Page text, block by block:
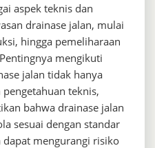
aspek teknis dan
drainase jalan, mulai
hingga pemeliharaan
mengikuti
jalan tidak hanya
teknis,
bahwa drainase jalan
sesuai dengan standar
dapat mengurangi risiko